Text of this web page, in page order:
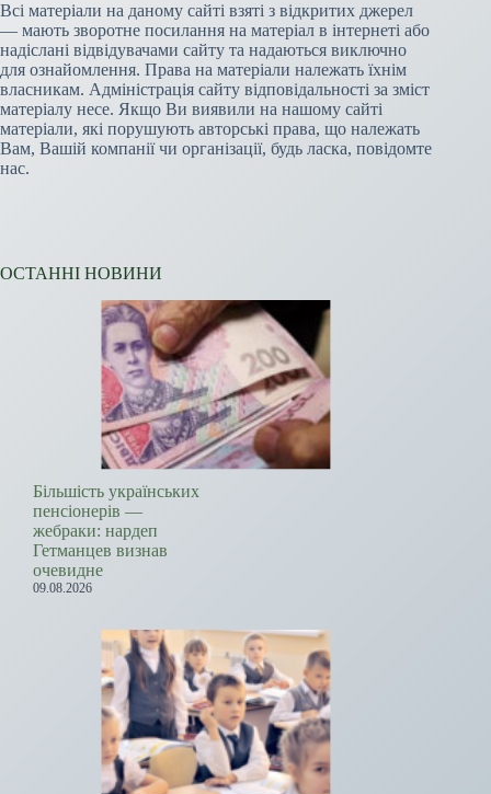
Всі матеріали на даному сайті взяті з відкритих джерел
— мають зворотне посилання на матеріал в інтернеті або
надіслані відвідувачами сайту та надаються виключно
для ознайомлення. Права на матеріали належать їхнім
власникам. Адміністрація сайту відповідальності за зміст
матеріалу несе. Якщо Ви виявили на нашому сайті
матеріали, які порушують авторські права, що належать
Вам, Вашій компанії чи організації, будь ласка, повідомте
нас.
ОСТАННІ НОВИНИ
Більшість українських
пенсіонерів —
жебраки: нардеп
Гетманцев визнав
очевидне
09.08.2026